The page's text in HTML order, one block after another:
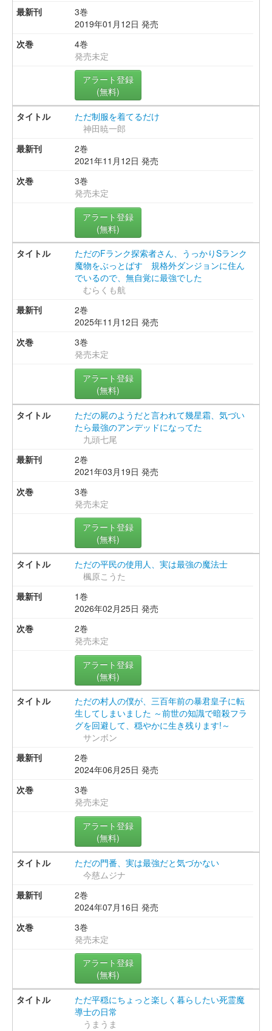
3巻
2019年01月12日 発売
4巻
発売未定
アラート登録
(無料)
ただ制服を着てるだけ
神田暁一郎
2巻
2021年11月12日 発売
3巻
発売未定
アラート登録
(無料)
ただのFランク探索者さん、うっかりSランク
魔物をぶっとばす 規格外ダンジョンに住ん
でいるので、無自覚に最強でした
むらくも航
2巻
2025年11月12日 発売
3巻
発売未定
アラート登録
(無料)
ただの屍のようだと言われて幾星霜、気づい
たら最強のアンデッドになってた
九頭七尾
2巻
2021年03月19日 発売
3巻
発売未定
アラート登録
(無料)
ただの平民の使用人、実は最強の魔法士
楓原こうた
1巻
2026年02月25日 発売
2巻
発売未定
アラート登録
(無料)
ただの村人の僕が、三百年前の暴君皇子に転
生してしまいました ～前世の知識で暗殺フラ
グを回避して、穏やかに生き残ります!～
サンボン
2巻
2024年06月25日 発売
3巻
発売未定
アラート登録
(無料)
ただの門番、実は最強だと気づかない
今慈ムジナ
2巻
2024年07月16日 発売
3巻
発売未定
アラート登録
(無料)
ただ平穏にちょっと楽しく暮らしたい死霊魔
導士の日常
うまうま